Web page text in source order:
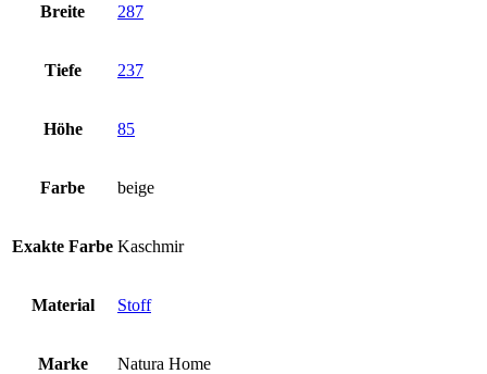
Breite 287
Tiefe 237
Höhe 85
Farbe beige
Exakte Farbe Kaschmir
Material Stoff
Marke Natura Home